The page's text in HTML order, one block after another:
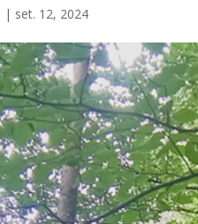
| set. 12, 2024